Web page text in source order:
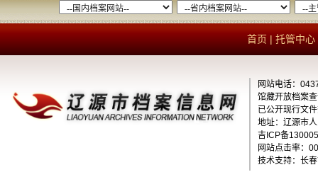
首页 | 托管中心
网站电话：
馆藏开放档案
已公开现行文
地址：辽源市
吉ICP备
网站点击率：
技术支持：长